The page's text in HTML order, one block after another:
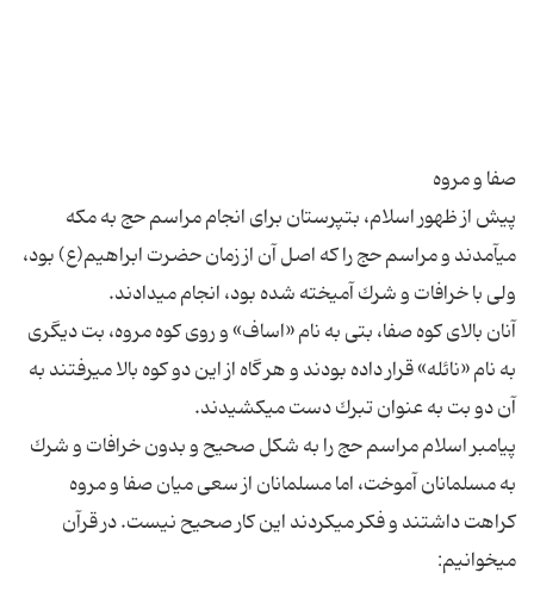
پیش از ظهور اسلام، بت‏پرستان براى انجام مراسم حج به مكه
مى‏آمدند و مراسم حج را كه اصل آن از زمان حضرت ابراهیم(ع) بود،
آنان بالاى كوه صفا، بتى به نام «اساف» و روى كوه مروه، بت دیگرى
به نام «نائله» قرار داده بودند و هر گاه از این دو كوه بالا مى‏رفتند به
پیامبر اسلام مراسم حج را به شكل صحیح و بدون خرافات و شرك
به مسلمانان آموخت، اما مسلمانان از سعى میان صفا و مروه
كراهت داشتند و فكر مى‏كردند این كار صحیح نیست. در قرآن